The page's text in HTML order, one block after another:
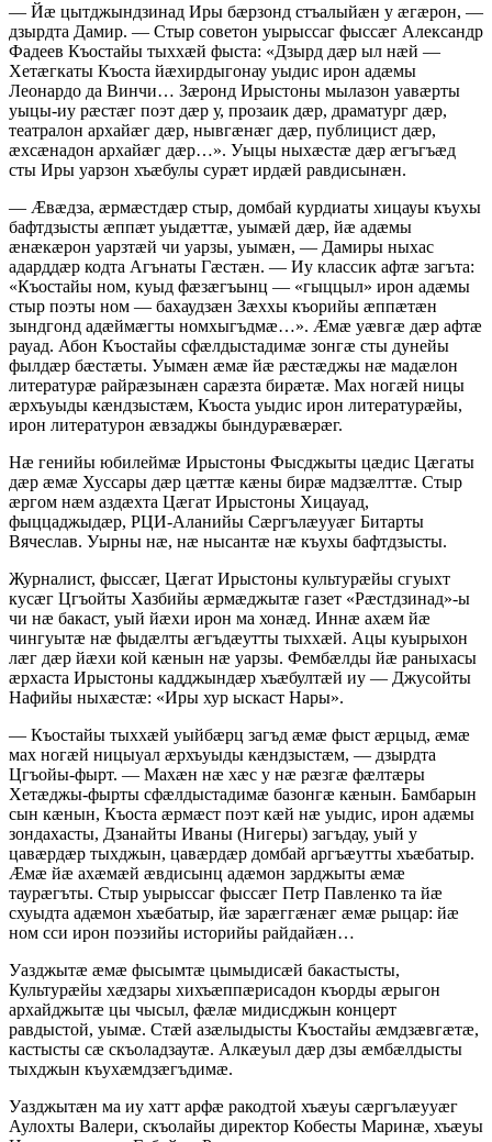
— Йӕ цытджындзинад Иры бӕрзонд стъалыйӕн у ӕгӕрон, —
дзырдта Дамир. — Стыр советон уырыссаг фыссӕг Александр
Фадеев Къостайы тыххӕй фыста: «Дзырд дӕр ыл нӕй —
Хетӕгкаты Къоста йӕхирдыгонау уыдис ирон адӕмы
Леонардо да Винчи… Зӕронд Ирыстоны мылазон уавӕрты
уыцы-иу рӕстӕг поэт дӕр у, прозаик дӕр, драматург дӕр,
театралон архайӕг дӕр, нывгӕнӕг дӕр, публицист дӕр,
ӕхсӕнадон архайӕг дӕр…». Уыцы ныхӕстӕ дӕр ӕгъгъӕд
сты Иры уарзон хъӕбулы сурӕт ирдӕй равдисынӕн.
— Ӕвӕдза, ӕрмӕстдӕр стыр, домбай курдиаты хицауы къухы
бафтдзысты ӕппӕт уыдӕттӕ, уымӕй дӕр, йӕ адӕмы
ӕнӕкӕрон уарзтӕй чи уарзы, уымӕн, — Дамиры ныхас
адарддӕр кодта Агънаты Гӕстӕн. — Иу классик афтӕ загъта:
«Къостайы ном, куыд фӕзӕгъынц — «гыццыл» ирон адӕмы
стыр поэты ном — бахаудзӕн Зӕххы къорийы ӕппӕтӕн
зындгонд адӕймӕгты номхыгъдмӕ…». Ӕмӕ уӕвгӕ дӕр афтӕ
рауад. Абон Къостайы сфӕлдыстадимӕ зонгӕ сты дунейы
фылдӕр бӕстӕты. Уымӕн ӕмӕ йӕ рӕстӕджы нӕ мадӕлон
литературӕ райрӕзынӕн сарӕзта бирӕтӕ. Мах ногӕй ницы
ӕрхъуыды кӕндзыстӕм, Къоста уыдис ирон литературӕйы,
ирон литературон ӕвзаджы бындурӕвӕрӕг.
Нӕ генийы юбилеймӕ Ирыстоны Фысджыты цӕдис Цӕгаты
дӕр ӕмӕ Хуссары дӕр цӕттӕ кӕны бирӕ мадзӕлттӕ. Стыр
ӕргом нӕм аздӕхта Цӕгат Ирыстоны Хицауад,
фыццаджыдӕр, РЦИ-Аланийы Сӕргълӕууӕг Битарты
Вячеслав. Уырны нӕ, нӕ нысантӕ нӕ къухы бафтдзысты.
Журналист, фыссӕг, Цӕгат Ирыстоны культурӕйы сгуыхт
кусӕг Цгъойты Хазбийы ӕрмӕджытӕ газет «Рӕстдзинад»-ы
чи нӕ бакаст, уый йӕхи ирон ма хонӕд. Иннӕ ахӕм йӕ
чингуытӕ нӕ фыдӕлты ӕгъдӕутты тыххӕй. Ацы куырыхон
лӕг дӕр йӕхи кой кӕнын нӕ уарзы. Фембӕлды йӕ раныхасы
ӕрхаста Ирыстоны кадджындӕр хъӕбултӕй иу — Джусойты
Нафийы ныхӕстӕ: «Иры хур ыскаст Нары».
— Къостайы тыххӕй уыйбӕрц загъд ӕмӕ фыст ӕрцыд, ӕмӕ
мах ногӕй ницыуал ӕрхъуыды кӕндзыстӕм, — дзырдта
Цгъойы-фырт. — Махӕн нӕ хӕс у нӕ рӕзгӕ фӕлтӕры
Хетӕджы-фырты сфӕлдыстадимӕ базонгӕ кӕнын. Бамбарын
сын кӕнын, Къоста ӕрмӕст поэт кӕй нӕ уыдис, ирон адӕмы
зондахасты, Дзанайты Иваны (Нигеры) загъдау, уый у
цавӕрдӕр тыхджын, цавӕрдӕр домбай аргъӕутты хъӕбатыр.
Ӕмӕ йӕ ахӕмӕй ӕвдисынц адӕмон зарджыты ӕмӕ
таурӕгъты. Стыр уырыссаг фыссӕг Петр Павленко та йӕ
схуыдта адӕмон хъӕбатыр, йӕ зарӕггӕнӕг ӕмӕ рыцар: йӕ
ном сси ирон поэзийы историйы райдайӕн…
Уазджытӕ ӕмӕ фысымтӕ цымыдисӕй бакастысты,
Культурӕйы хӕдзары хихъӕппӕрисадон къорды ӕрыгон
архайджытӕ цы чысыл, фӕлӕ мидисджын концерт
равдыстой, уымӕ. Стӕй азӕлыдысты Къостайы ӕмдзӕвгӕтӕ,
кастысты сӕ скъоладзаутӕ. Алкӕуыл дӕр дзы ӕмбӕлдысты
тыхджын къухӕмдзӕгъдимӕ.
Уазджытӕн ма иу хатт арфӕ ракодтой хъӕуы сӕргълӕууӕг
Аулохты Валери, скъолайы директор Кобесты Маринӕ, хъӕуы